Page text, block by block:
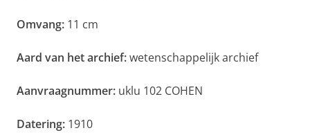
Omvang: 11 cm
Aard van het archief:wetenschappelijk archief
Aanvraagnummer: uklu 102 COHEN
Datering: 1910